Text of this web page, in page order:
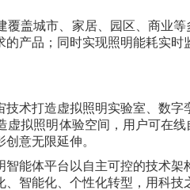
盖城市、家居、园区、商业
产品；同时实现照明能耗实
术打造虚拟照明实验室、数
拟照明体验空间，用户可在
意无限延伸。
能体平台以自主可控的技术
智能化、个性化转型，用科技